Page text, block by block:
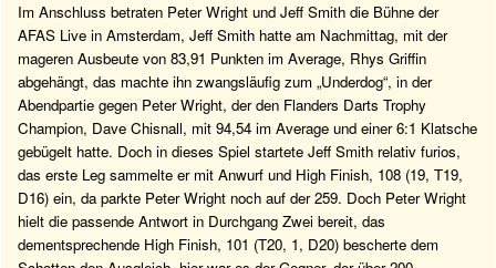
Im Anschluss betraten Peter Wright und Jeff Smith die Bühne der
AFAS Live in Amsterdam, Jeff Smith hatte am Nachmittag, mit der
mageren Ausbeute von 83,91 Punkten im Average, Rhys Griffin
abgehängt, das machte ihn zwangsläufig zum „Underdog“, in der
Abendpartie gegen Peter Wright, der den Flanders Darts Trophy
Champion, Dave Chisnall, mit 94,54 im Average und einer 6:1 Klatsche
gebügelt hatte. Doch in dieses Spiel startete Jeff Smith relativ furios,
das erste Leg sammelte er mit Anwurf und High Finish, 108 (19, T19,
D16) ein, da parkte Peter Wright noch auf der 259. Doch Peter Wright
hielt die passende Antwort in Durchgang Zwei bereit, das
dementsprechende High Finish, 101 (T20, 1, D20) bescherte dem